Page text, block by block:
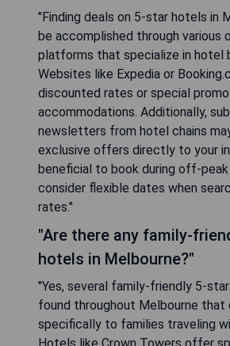
"Finding deals on 5-star hotels in
be accomplished through various
platforms that specialize in hotel
Websites like Expedia or
discounted rates or special
accommodations. Additionally,
newsletters from hotel chains
exclusive offers directly to your
beneficial to book during off-peak
consider flexible dates when
rates."
"Are there any family-
hotels in Melbourne?"
"Yes, several family-friendly 5-
found throughout Melbourne that
specifically to families traveling
Hotels like Crown Towers offer